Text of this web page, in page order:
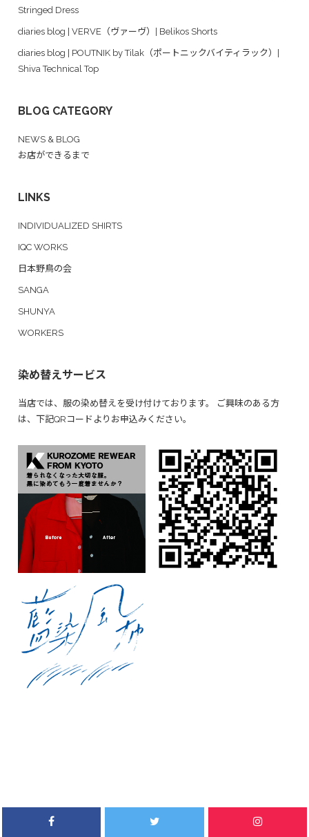
Stringed Dress
diaries blog | VERVE（ヴァーヴ）| Belikos Shorts
diaries blog | POUTNIK by Tilak（ポートニックバイティラック）|
Shiva Technical Top
BLOG CATEGORY
NEWS & BLOG
お店ができるまで
LINKS
INDIVIDUALIZED SHIRTS
IQC WORKS
日本野鳥の会
SANGA
SHUNYA
WORKERS
染め替えサービス
当店では、服の染め替えを受け付けております。 ご興味のある方
は、下記QRコードよりお申込みください。